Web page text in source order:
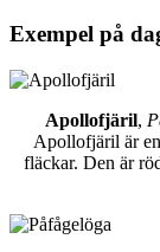
Exempel på
Apollofjäril,
Apollofjäril är
fläckar. Den är